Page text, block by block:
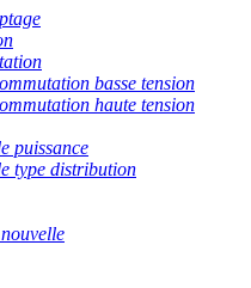
basse tension
haute tension
puissance
type distribution